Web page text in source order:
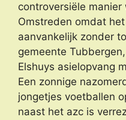
controversiële
Omstreden omdat
aanvankelijk zonder
gemeente
Elshuys asielopvang
Een zonnige
jongetjes voetballen
naast het azc is